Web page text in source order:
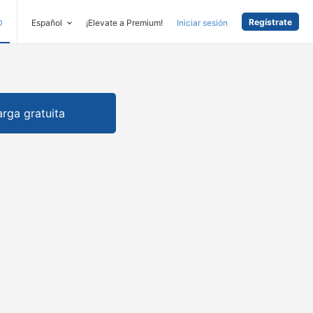
Español ¡Elevate a Premium! Iniciar sesión Regístrate
gratuita